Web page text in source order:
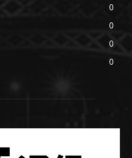
0
0
0
0